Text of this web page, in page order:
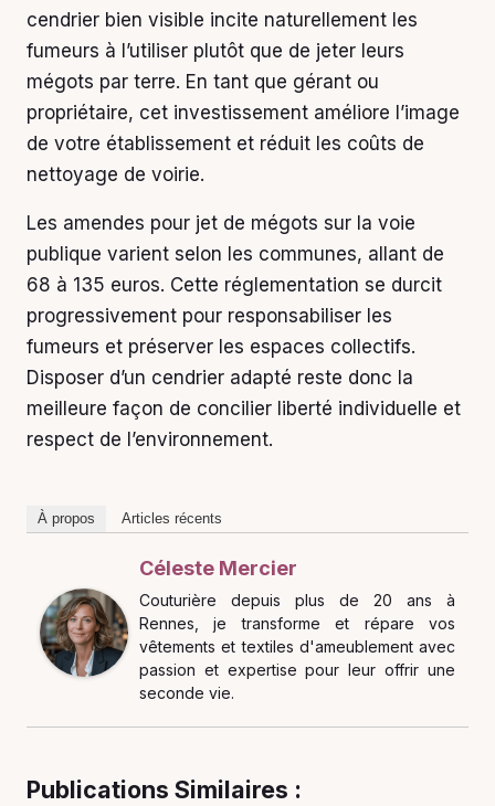
cendrier bien visible incite naturellement les
fumeurs à l’utiliser plutôt que de jeter leurs
mégots par terre. En tant que gérant ou
propriétaire, cet investissement améliore l’image
de votre établissement et réduit les coûts de
nettoyage de voirie.
Les amendes pour jet de mégots sur la voie
publique varient selon les communes, allant de
68 à 135 euros. Cette réglementation se durcit
progressivement pour responsabiliser les
fumeurs et préserver les espaces collectifs.
Disposer d’un cendrier adapté reste donc la
meilleure façon de concilier liberté individuelle et
respect de l’environnement.
À propos Articles récents
Céleste Mercier
Couturière depuis plus de 20 ans à
Rennes, je transforme et répare vos
vêtements et textiles d'ameublement avec
passion et expertise pour leur offrir une
seconde vie.
Publications Similaires :